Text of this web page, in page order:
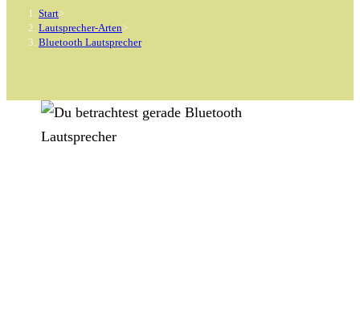
Start>
Lautsprecher-Arten>
Bluetooth Lautsprecher